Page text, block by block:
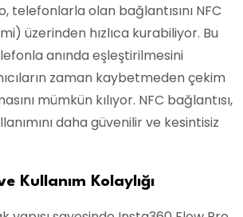
telefonlarla olan bağlantısını NFC
üzerinden hızlıca kurabiliyor. Bu
anında eşleştirilmesini
zaman kaybetmeden çekim
mümkün kılıyor. NFC bağlantısı,
daha güvenilir ve kesintisiz
Kullanım Kolaylığı